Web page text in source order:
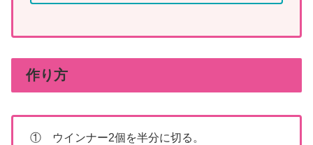
作り方
① ウインナー2個を半分に切る。